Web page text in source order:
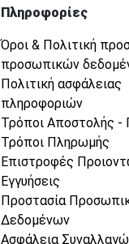
Πληροφορίες
Όροι & Πολιτική
προσωπικών
Πολιτική ασφάλειας
πληροφοριών
Τρόποι Αποστολής -
Τρόποι Πληρωμής
Επιστροφές
Εγγυήσεις
Προστασία
Δεδομένων
Ασφάλεια